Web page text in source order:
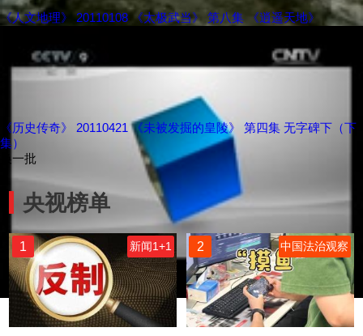
《人文地理》 20110108 《太极武当》 第八集 《逍遥天地》
《历史传奇》 20110421 《未被发掘的皇陵》 第四集 无字碑下（下
集）
换一批
央视榜单
1 新闻1+1 2 中国法治观察